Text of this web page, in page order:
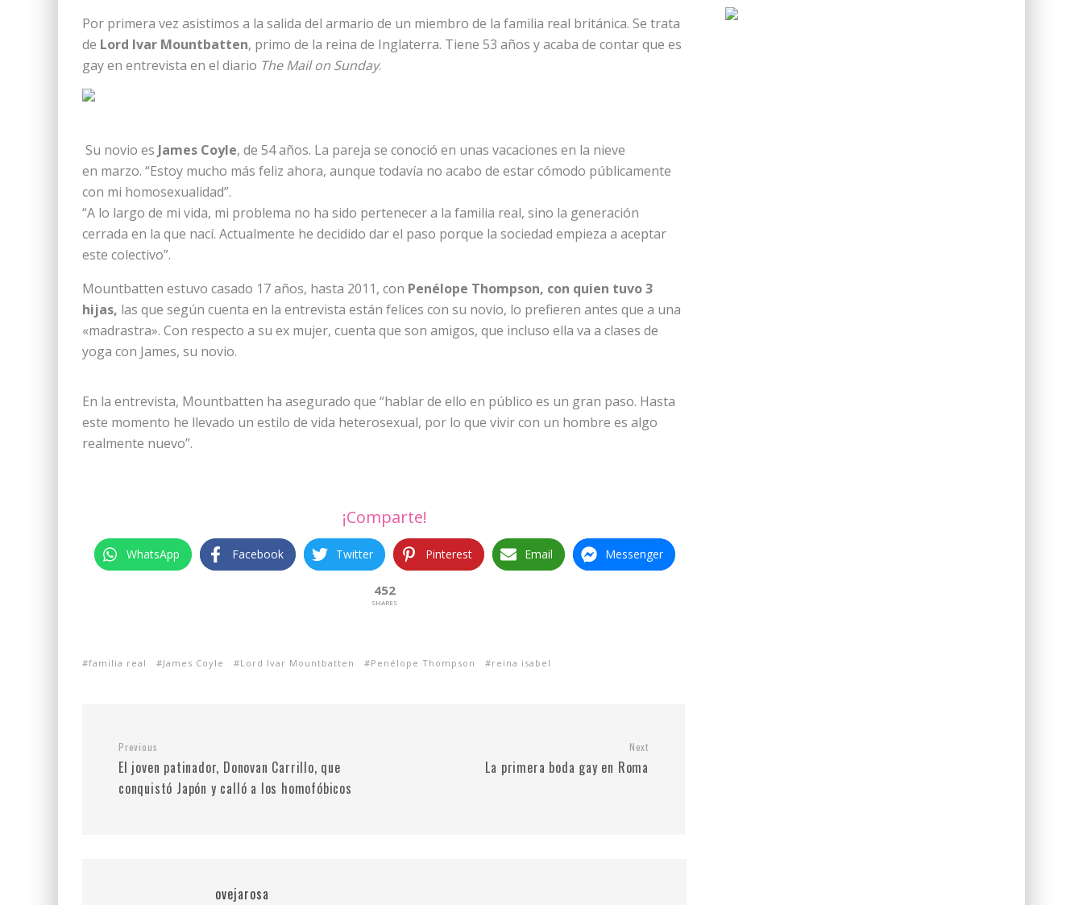
Por primera vez asistimos a la salida del armario de un miembro de la familia real británica. Se trata
de Lord Ivar Mountbatten, primo de la reina de Inglaterra. Tiene 53 años y acaba de contar que es
gay en entrevista en el diario The Mail on Sunday.
Su novio es James Coyle, de 54 años. La pareja se conoció en unas vacaciones en la nieve
en marzo. “Estoy mucho más feliz ahora, aunque todavía no acabo de estar cómodo públicamente
con mi homosexualidad”.
“A lo largo de mi vida, mi problema no ha sido pertenecer a la familia real, sino la generación
cerrada en la que nací. Actualmente he decidido dar el paso porque la sociedad empieza a aceptar
este colectivo”.
Mountbatten estuvo casado 17 años, hasta 2011, con Penélope Thompson, con quien tuvo 3
hijas, las que según cuenta en la entrevista están felices con su novio, lo prefieren antes que a una
«madrastra». Con respecto a su ex mujer, cuenta que son amigos, que incluso ella va a clases de
yoga con James, su novio.
En la entrevista, Mountbatten ha asegurado que “hablar de ello en público es un gran paso. Hasta
este momento he llevado un estilo de vida heterosexual, por lo que vivir con un hombre es algo
realmente nuevo”.
¡Comparte!
WhatsApp Facebook Twitter Pinterest Email Messenger
452
SHARES
familia real James Coyle Lord Ivar Mountbatten Penélope Thompson reina isabel
Previous
El joven patinador, Donovan Carrillo, que
conquistó Japón y calló a los homofóbicos
Next
La primera boda gay en Roma
ovejarosa